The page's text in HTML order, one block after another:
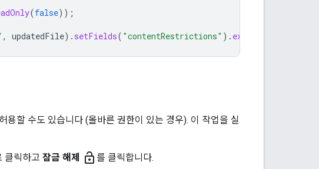
(false));
, updatedFile). setFields( "contentRestrictions" ). execute
용할 수도 있습니다 (올바른 권한이 있는 경우). 이 작업을 실
클릭하고 잠금 해제 lock_open 를 클릭합니다.